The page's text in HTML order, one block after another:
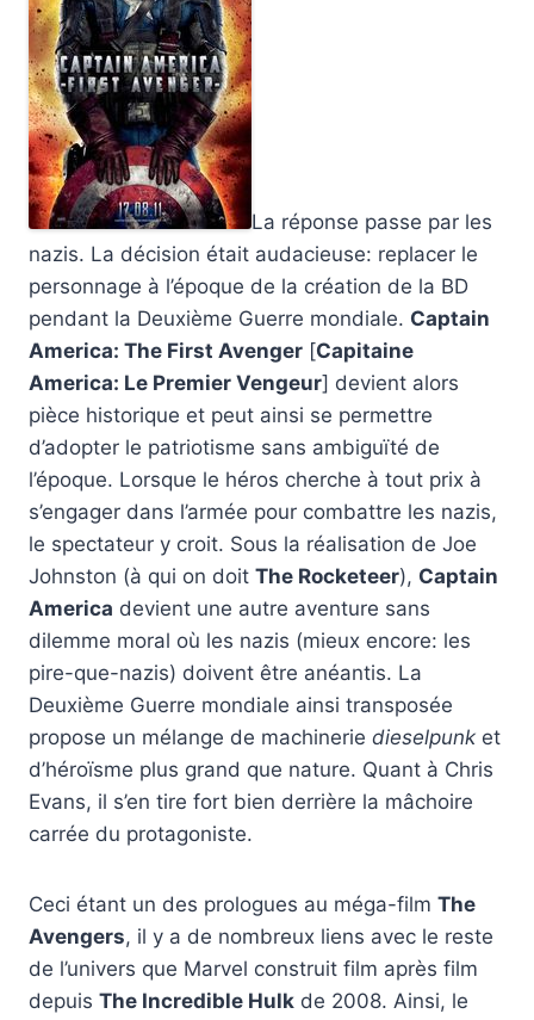
La réponse passe par les
nazis. La décision était audacieuse: replacer le
personnage à l’époque de la création de la BD
pendant la Deuxième Guerre mondiale. Captain
America: The First Avenger [Capitaine
America: Le Premier Vengeur] devient alors
pièce historique et peut ainsi se permettre
d’adopter le patriotisme sans ambiguïté de
l’époque. Lorsque le héros cherche à tout prix à
s’engager dans l’armée pour combattre les nazis,
le spectateur y croit. Sous la réalisation de Joe
Johnston (à qui on doit The Rocketeer), Captain
America devient une autre aventure sans
dilemme moral où les nazis (mieux encore: les
pire-que-nazis) doivent être anéantis. La
Deuxième Guerre mondiale ainsi transposée
propose un mélange de machinerie dieselpunk et
d’héroïsme plus grand que nature. Quant à Chris
Evans, il s’en tire fort bien derrière la mâchoire
carrée du protagoniste.
Ceci étant un des prologues au méga-film The
Avengers, il y a de nombreux liens avec le reste
de l’univers que Marvel construit film après film
depuis The Incredible Hulk de 2008. Ainsi, le